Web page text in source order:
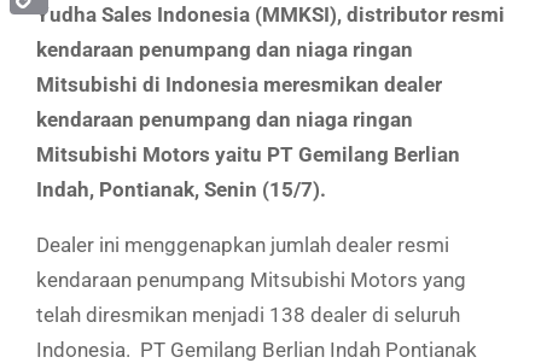
Yudha Sales Indonesia (MMKSI), distributor resmi
kendaraan penumpang dan niaga ringan
Mitsubishi di Indonesia meresmikan dealer
kendaraan penumpang dan niaga ringan
Mitsubishi Motors yaitu PT Gemilang Berlian
Indah, Pontianak, Senin (15/7).
Dealer ini menggenapkan jumlah dealer resmi
kendaraan penumpang Mitsubishi Motors yang
telah diresmikan menjadi 138 dealer di seluruh
Indonesia. PT Gemilang Berlian Indah Pontianak
Link